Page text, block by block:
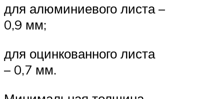
для алюминиевого листа –
0,9 мм;
для оцинкованного листа
– 0,7 мм.